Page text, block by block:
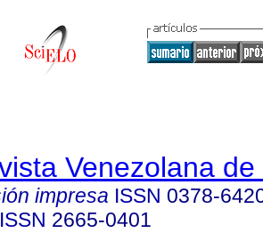
Venezolana
impresa ISSN 0378-
ISSN 2665-0401